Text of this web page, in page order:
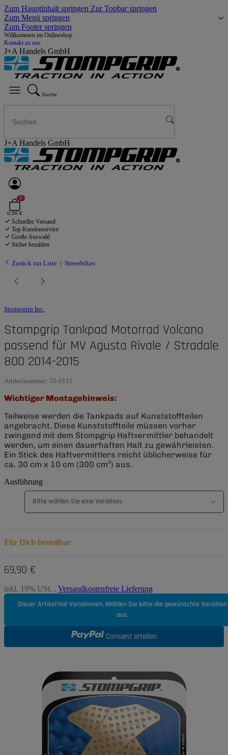
Zum Hauptinhalt springen Zur Topbar springen
Zum Menü springen
Zum Footer springen
Willkommen im Onlineshop
Kontakt zu uns
J+A Handels GmbH
Suche
J+A Handels GmbH
0
0,00 €
Schneller Versand
Top Kundenservice
Große Auswahl
Sicher bezahlen
Zurück zur Liste Streetbikes
Stompgrip Inc.
Stompgrip Tankpad Motorrad Volcano
passend für MV Agusta Rivale / Stradale
800 2014-2015
Artikelnummer: 55-0111
Wichtiger Montagehinweis:
Teilweise werden die Tankpads auf Kunststoffteilen
angebracht. Diese Kunststoffteile müssen vorher
zwingend mit dem Stompgrip Haftvermittler behandelt
werden, um einen dauerhaften Halt zu gewährleisten.
Ein Stick des Haftvermittlers reicht üblicherweise für
ca. 30 cm x 10 cm (300 cm²) aus.
Ausführung
Bitte wählen Sie eine Variation.
Für Dich bestellbar
69,90 €
inkl. 19% USt. , Versandkostenfreie Lieferung
Dieser Artikel hat Variationen. Wählen Sie bitte die gewünschte Variation
aus.
Consent erteilen